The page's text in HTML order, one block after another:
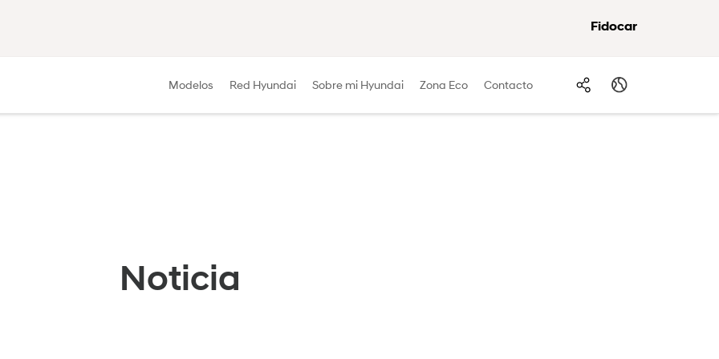
Fidocar
Modelos Red Hyundai Sobre mi Hyundai Zona Eco Contacto
Noticia